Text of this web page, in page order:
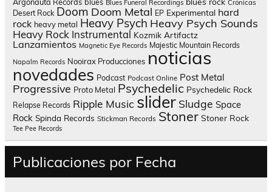
Blues Funeral Recordings Crónicas
Desert Rock Doom Doom Metal EP Experimental hard
rock heavy metal Heavy Psych Heavy Psych Sounds
Heavy Rock Instrumental Kozmik Artifactz
Lanzamientos Magnetic Eye Records Majestic Mountain Records
Napalm Records Nooirax Producciones noticias
novedades Podcast Podcast Online Post Metal
Progressive Proto Metal Psychedelic Psychedelic Rock
Relapse Records Ripple Music slider Sludge Space
Rock Spinda Records Stickman Records Stoner Stoner Rock
Tee Pee Records
Publicaciones por Fecha